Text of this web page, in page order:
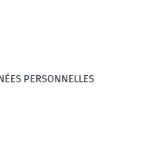
PERSONNELLES